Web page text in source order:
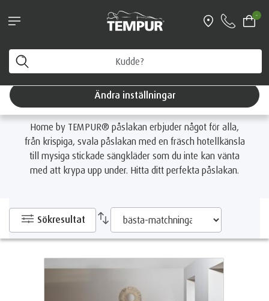
-
Boka personlig vägledning & få en fri
resekudde värd 1199 kr
Du tittar på Sverige-sidan. Du kan ändra dina
inställningar när som helst
Ändra inställningar
Hem Tillbehör Sängkläder Påslakan
Påslakan
Home by TEMPUR® påslakan erbjuder något för alla,
från krispiga, svala påslakan med en fräsch hotellkänsla
till mysiga stickade sängkläder som du inte kan vänta
med att krypa upp under. Hitta ditt perfekta påslakan.
Sökresultat